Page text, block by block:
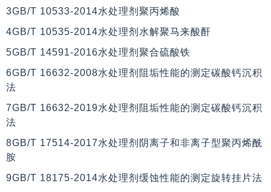
3GB/T 10533-2014水处理剂聚丙烯酸
4GB/T 10535-2014水处理剂水解聚马来酸酐
5GB/T 14591-2016水处理剂聚合硫酸铁
6GB/T 16632-2008水处理剂阻垢性能的测定碳酸钙沉积
法
7GB/T 16632-2019水处理剂阻垢性能的测定碳酸钙沉积
法
8GB/T 17514-2017水处理剂阴离子和非离子型聚丙烯酰
胺
9GB/T 18175-2014水处理剂缓蚀性能的测定旋转挂片法